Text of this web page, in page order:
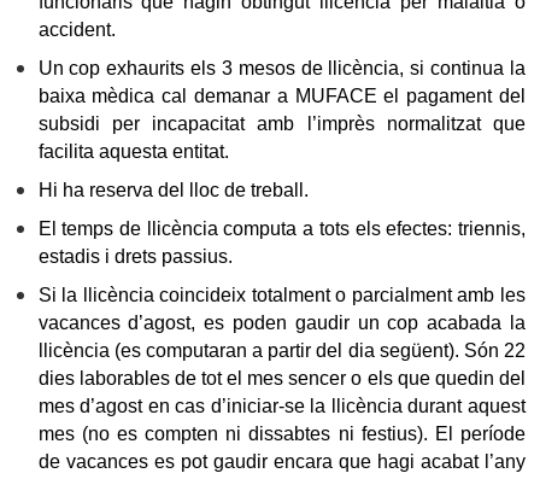
accident.
Un cop exhaurits els 3 mesos de llicència, si continua la
baixa mèdica cal demanar a MUFACE el pagament del
subsidi per incapacitat amb l’imprès normalitzat que
facilita aquesta entitat.
Hi ha reserva del lloc de treball.
El temps de llicència computa a tots els efectes: triennis,
estadis i drets passius.
Si la llicència coincideix totalment o parcialment amb les
vacances d’agost, es poden gaudir un cop acabada la
llicència (es computaran a partir del dia següent). Són 22
dies laborables de tot el mes sencer o els que quedin del
mes d’agost en cas d’iniciar-se la llicència durant aquest
mes (no es compten ni dissabtes ni festius). El període
de vacances es pot gaudir encara que hagi acabat l’any